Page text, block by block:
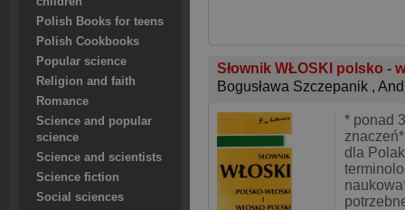
Polish Books for teens
Polish Cookbooks
Popular science
Religion and faith
Romance
Science and popular
science
Science and scientists
Science fiction
Social sciences
Słownik WŁOSKI polsko -
Bogusława Szczepanik ,
* ponad
dla